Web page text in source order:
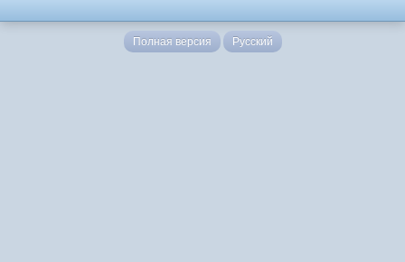
Полная версия Русский